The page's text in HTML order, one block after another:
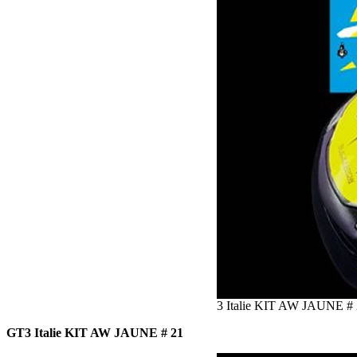
3 Italie KIT AW JAUNE #
GT3 Italie KIT AW JAUNE # 21